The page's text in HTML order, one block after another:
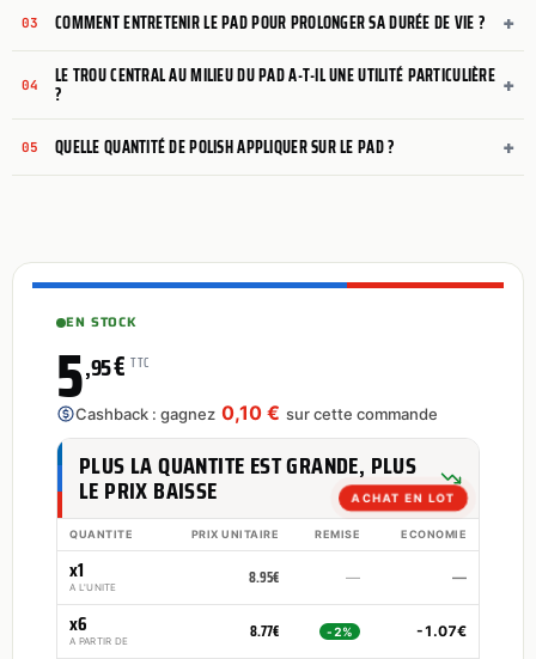
03 COMMENT ENTRETENIR LE PAD POUR PROLONGER SA DURÉE DE VIE ? +
04 LE TROU CENTRAL AU MILIEU DU PAD A-T-IL UNE UTILITÉ PARTICULIÈRE
? +
05 QUELLE QUANTITÉ DE POLISH APPLIQUER SUR LE PAD ? +
EN STOCK
5,95€ TTC
Cashback : gagnez 0,10 € sur cette commande
PLUS LA QUANTITE EST GRANDE, PLUS
LE PRIX BAISSE ACHAT EN LOT
QUANTITE PRIX UNITAIRE REMISE ECONOMIE
x1
A L'UNITE 8.95€ — —
x6
A PARTIR DE 8.77€ -2% -1.07€